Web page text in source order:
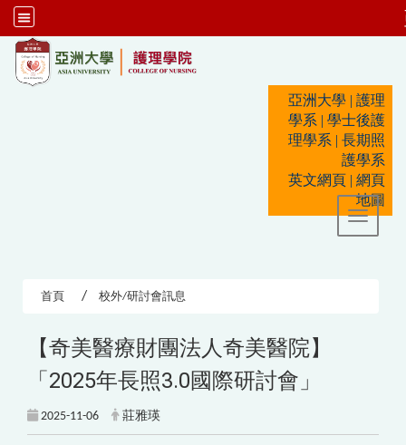
亞洲大學 | 護理
學系 | 學士後護
理學系 | 長期照
護學系
英文網頁 | 網頁
地圖
Toggle
首頁 校外/研討會訊息
【奇美醫療財團法人奇美醫院】
「2025年長照3.0國際研討會」
2025-11-06 莊雅瑛